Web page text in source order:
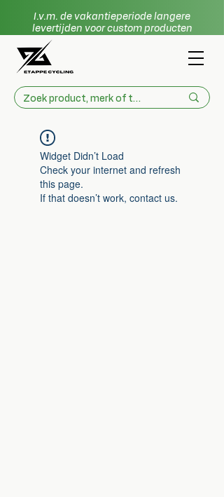
I.v.m. de vakantieperiode langere
levertijden voor custom producten
Widget Didn’t Load
Check your internet and refresh
this page.
If that doesn’t work, contact us.